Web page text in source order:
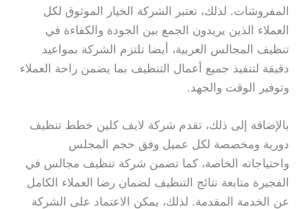
المفروشات. لذلك، تعتبر الشركة الخيار الموثوق لكل
العملاء الذين يريدون الجمع بين الجودة والكفاءة في
تنظيف المجالس العربية، أيضا تلتزم الشركة بمواعيد
دقيقة لتنفيذ جميع أعمال التنظيف بما يضمن راحة العملاء
وتوفير الوقت والجهد.
بالإضافة إلى ذلك، تقدم شركة لايف كلين خطط تنظيف
دورية ومخصصة لكل عميل وفق حجم المجلس
واحتياجاته الخاصة، كما تضمن شركة تنظيف مجالس في
الفجيرة متابعة نتائج التنظيف لضمان رضا العملاء الكامل
عن الخدمة المقدمة. لذلك، يمكن الاعتماد على الشركة